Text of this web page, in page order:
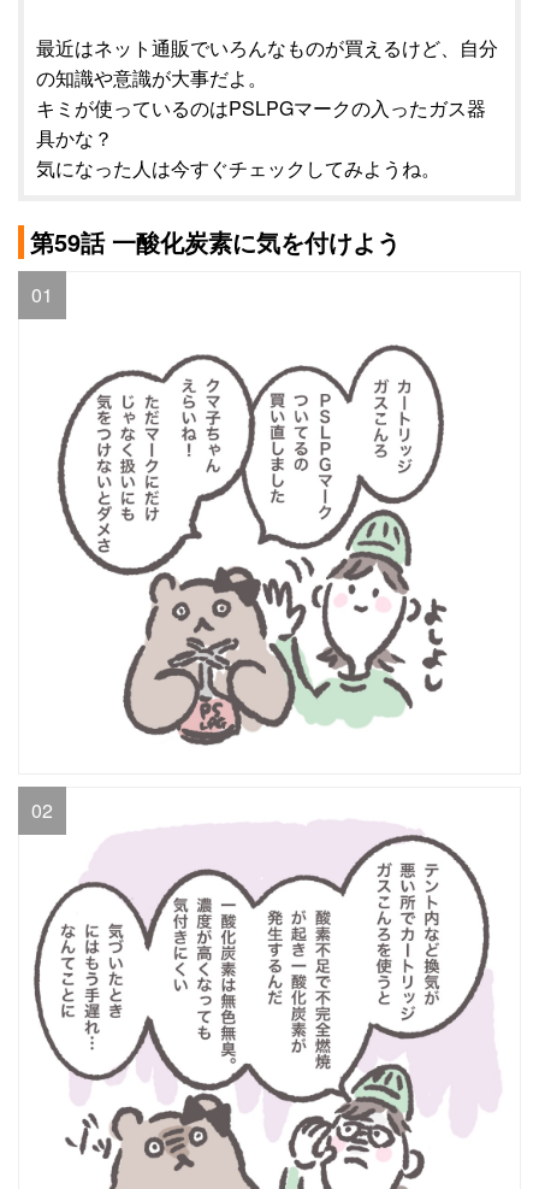
最近はネット通販でいろんなものが買えるけど、自分
の知識や意識が大事だよ。
キミが使っているのはPSLPGマークの入ったガス器
具かな？
気になった人は今すぐチェックしてみようね。
第59話 一酸化炭素に気を付けよう